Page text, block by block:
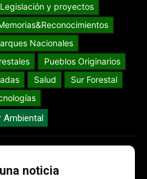
Legislación y proyectos
Nacionales
Pueblos Originarios
Salud
Sur Forestal
Ambiental
noticia